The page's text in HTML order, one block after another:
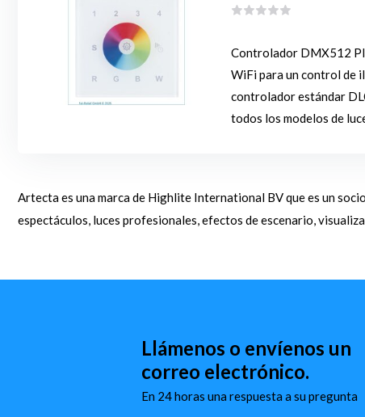
Controlador DMX512
WiFi para un control de
controlador estándar
todos los modelos de
Artecta es una marca de Highlite International BV que es un
espectáculos, luces profesionales, efectos de escenario,
Llámenos o envíenos un
correo electrónico.
En 24 horas una respuesta a su pregunta